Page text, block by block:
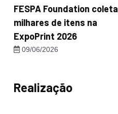
FESPA Foundation coleta
milhares de itens na
ExpoPrint 2026
09/06/2026
Realização